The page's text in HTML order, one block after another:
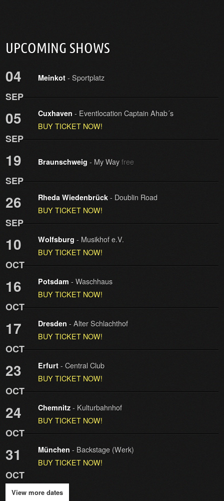
UPCOMING SHOWS
04
SEP
Meinkot - Sportplatz
05
SEP
Cuxhaven - Eventlocation Captain Ahab´s
BUY TICKET NOW!
19
SEP
Braunschweig - My Wayfree
26
SEP
Rheda Wiedenbrück - Doublin Road
BUY TICKET NOW!
10
OCT
Wolfsburg - Musikhof e.V.
BUY TICKET NOW!
16
OCT
Potsdam - Waschhaus
BUY TICKET NOW!
17
OCT
Dresden - Alter Schlachthof
BUY TICKET NOW!
23
OCT
Erfurt - Central Club
BUY TICKET NOW!
24
OCT
Chemnitz - Kulturbahnhof
BUY TICKET NOW!
31
OCT
München - Backstage (Werk)
BUY TICKET NOW!
View more dates